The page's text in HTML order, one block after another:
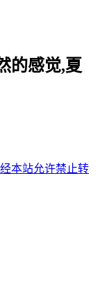
的感觉,夏
本站允许禁止转